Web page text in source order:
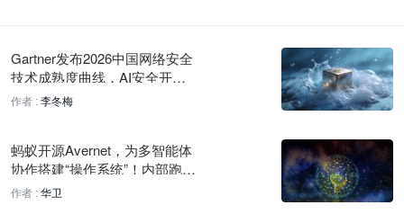
MIT CSAIL 剖析 AI 模型隐藏供应链的复杂性与脆弱性
58 分钟前
MIT发现芯片防御漏洞：中断注入可绕过防护
OpenRelay统一多云AI算力，周处理千亿Token
58 分钟前
Gartner发布2026中国网络安全
技术成熟度曲线，AI安全开
始“挤泡沫”
作者 : 李冬梅
蚂蚁开源Avernet，为多智能体
协作搭建“操作系统”！内部跑通
12大业务、任务完成率超90%
作者 : 华卫